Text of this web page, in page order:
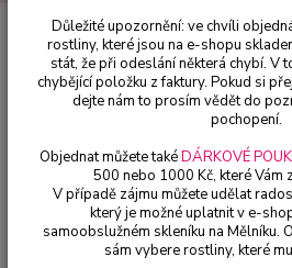
Bylinky a léčivky Máta Korejská
Máta Korejská
Rugosa) - 162A
Důležité upozornění: ve chvíli
rostliny, které jsou na e-shopu
stát, že při odeslání některá chybí. V
chybějící položku z faktury. Pokud si
dejte nám to prosím vědět do
pochopení.
Objednat můžete takéDÁRKOVÉ
500 nebo 1000 Kč, které Vám
V případě zájmu můžete udělat
který je možné uplatnit v e-
samoobslužném skleníku na Mělníku.
sám vybere rostliny, které